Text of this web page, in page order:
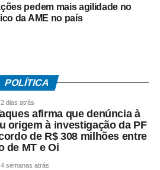
pedem mais agilidade no
da AME no país
POLÍTICA
2 dias atrás
afirma que denúncia à
origem à investigação da PF
de R$ 308 milhões entre
de MT e Oi
4 semanas atrás